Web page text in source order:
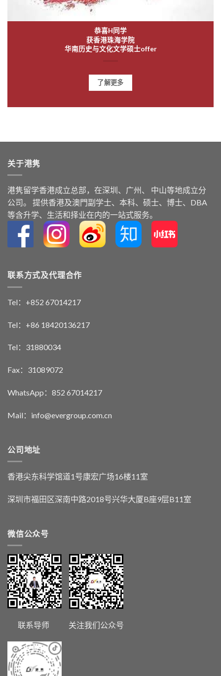
恭喜H同学
获香港珠海学院
华南历史与文化文学硕士offer
了解更多
关于港隽
港隽留学⾹港成⽴总部，在深圳、广州、 中⼭等地成⽴分
公司。 提供⾹港及澳⾨副学⼠、本科、硕⼠、博⼠、DBA
等含升学、⽣活和择业在内的⼀站式服务。
联系方式及代理合作
Tel：+852 67014217
Tel：+86 18420136217
Tel：31880034
Fax：31089072
WhatsApp：852 67014217
Mail：info@evergroup.com.cn
公司地址
香港尖东科学馆道1号康宏广场16楼11室
深圳市福田区深南中路2018号兴华大厦B座9层B11室
微信公众号
联系导师 关注我们公众号